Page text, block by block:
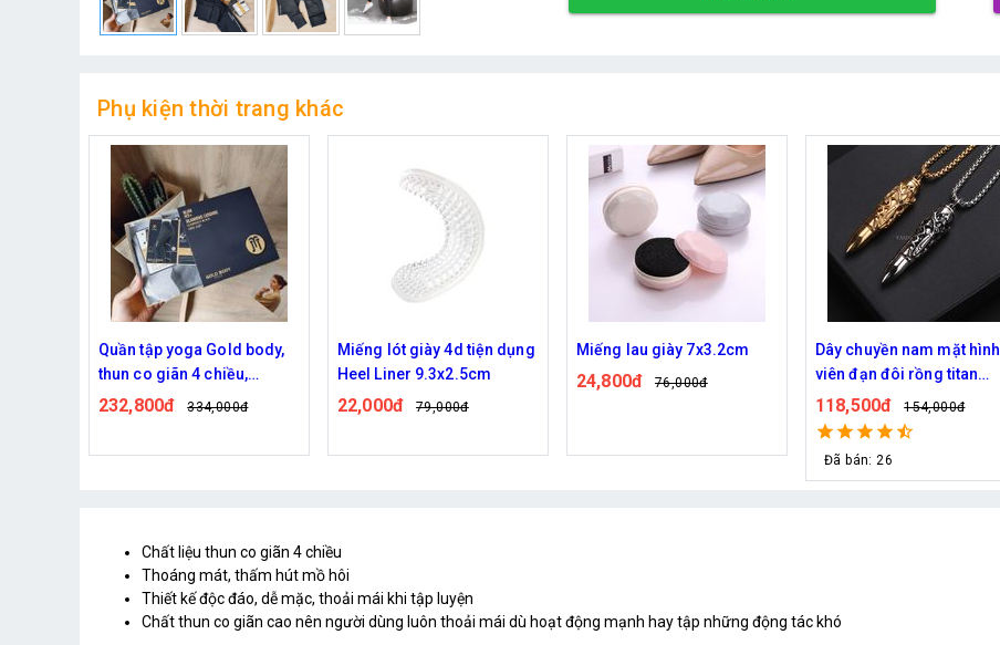
Phụ kiện thời trang khác
Miếng lót giày 4d tiện dụng
Heel Liner 9.3x2.5cm
22,000đ 79,000đ
Miếng lau giày 7x3.2cm
24,800đ 76,000đ
Dây chuyền nam mặt hình
viên đạn đôi rồng titan
Đã bán: 26
Máy sấy giày khử mùi tiện
lợi nhỏ gọn
69,000đ 113,000đ
Đã bán: 218
Chất liệu thun co giãn 4 chiều
Thoáng mát, thấm hút mồ hôi
Thiết kế độc đáo, dễ mặc, thoải mái khi tập luyện
Chất thun co giãn cao nên người dùng luôn thoải mái dù hoạt động mạnh hay tập những động tác khó